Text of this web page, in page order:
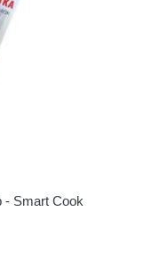
- Smart Cook